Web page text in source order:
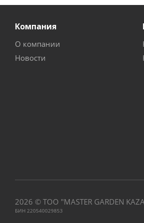
Компания
О компании
Новости
2026 © ТОО "MASTER GARDEN
БИН 220540029853